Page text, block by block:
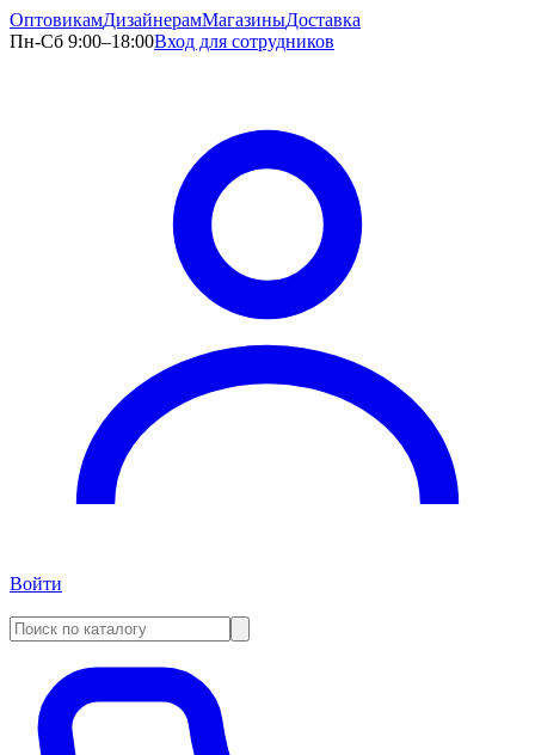
ОптовикамДизайнерамМагазиныДоставка
Пн-Сб 9:00–18:00Вход для сотрудников
Войти